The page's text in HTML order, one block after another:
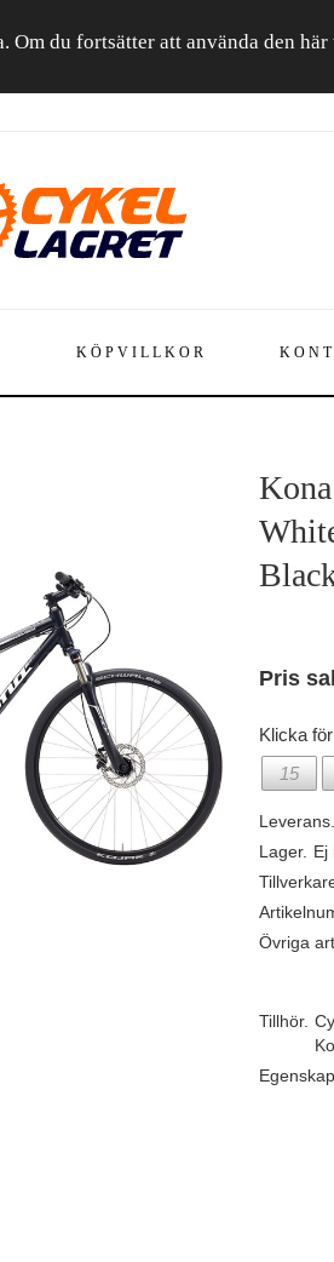
du fortsätter att använda den
KÖPVILLKOR
Pris
Klicka
15
Leverans.
Lager. Ej
Övriga
Tillhör.